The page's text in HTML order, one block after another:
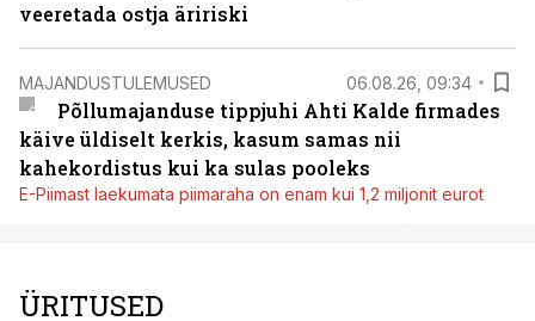
veeretada ostja äririski
MAJANDUSTULEMUSED 06.08.26, 09:34
Põllumajanduse tippjuhi Ahti Kalde firmades
käive üldiselt kerkis, kasum samas nii
kahekordistus kui ka sulas pooleks
E-Piimast laekumata piimaraha on enam kui 1,2 miljonit eurot
ÜRITUSED